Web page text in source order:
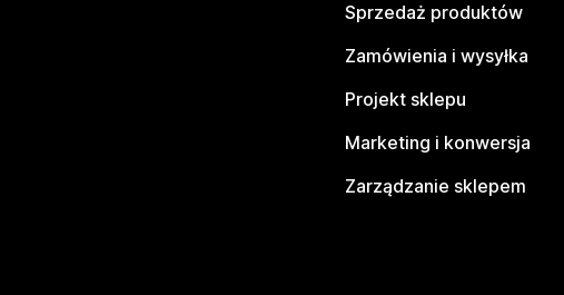
Sprzedaż produktów
Zamówienia i wysyłka
Projekt sklepu
Marketing i konwersja
Zarządzanie sklepem